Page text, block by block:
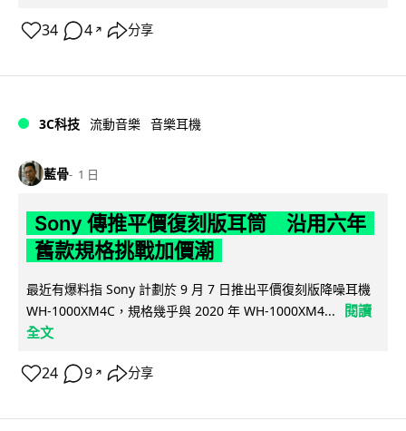
34 4 ↗ 分享
3C科技 流動音樂 音樂耳機
藍骨 1 日
Sony 傳推平價復刻版耳筒 沿用六年
舊款規格挑戰加價潮
最近有爆料指 Sony 計劃於 9 月 7 日推出平價復刻版降噪耳機
WH-1000XM4C，規格幾乎與 2020 年 WH-1000XM4...
閱讀
全文
24 9 ↗ 分享